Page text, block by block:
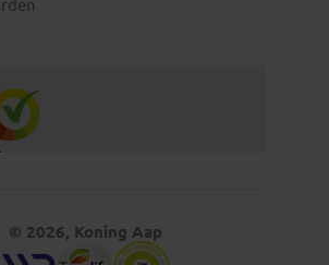
© 2026, Koning Aap